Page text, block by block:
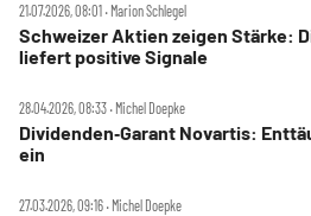
21.07.2026, 08:01 ‧ Marion Schlegel
Schweizer Aktien zeigen Stärke:
liefert positive Signale
28.04.2026, 08:33 ‧ Michel Doepke
Dividenden‑Garant Novartis:
ein
27.03.2026, 09:16 ‧ Michel Doepke